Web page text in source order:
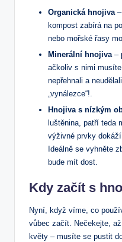
Organická hnojiva–
kompost zabírá na
nebo mořské řasy
Minerální hnojiva–
ačkoliv s nimi
nepřehnali a
„vynálezce“!.
Hnojiva s nízkým
luštěnina, patří teda
výživné prvky
Ideálně se vyhněte
bude mít dost.
Kdy začít s
Nyní, když víme, co
vůbec začít. Nečekejte,
květy – musíte se pustit